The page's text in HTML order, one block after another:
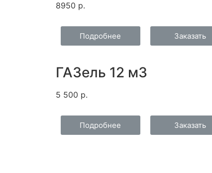
8950 р.
Подробнее Заказать
ГАЗель 12 м3
5 500 р.
Подробнее Заказать